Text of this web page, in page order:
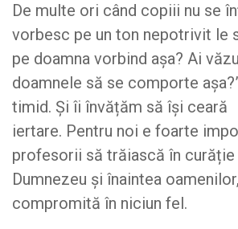
De multe ori când copiii nu se
vorbesc pe un ton nepotrivit le
pe doamna vorbind așa? Ai
doamnele să se comporte
timid. Și îi învățăm să își ceară
iertare. Pentru noi e foarte
profesorii să trăiască în curăție
Dumnezeu și înaintea
compromită în niciun fel.